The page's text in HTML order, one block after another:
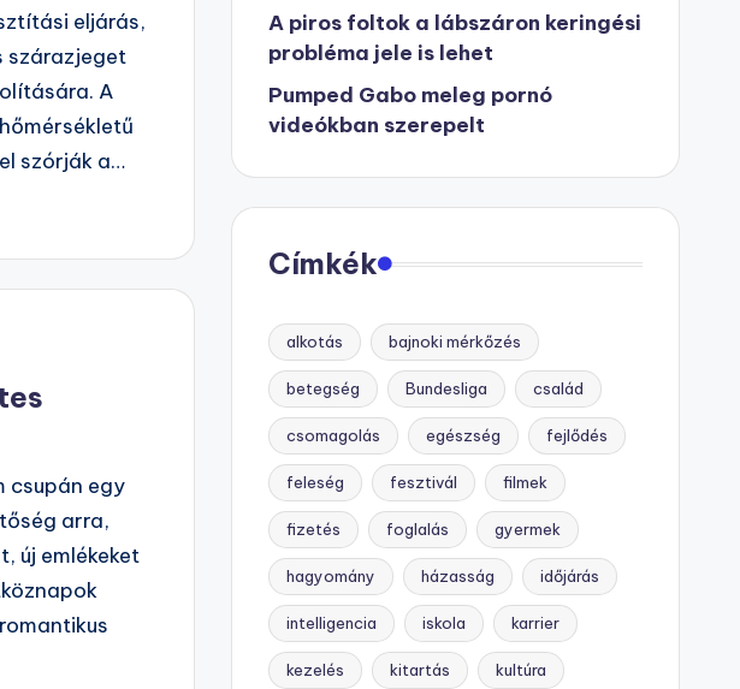
eljárás,
szárazjeget
A
szórják a…
csupán egy
arra,
új emlékeket
A piros foltok a lábszáron keringési
probléma jele is lehet
Pumped Gabo meleg pornó
videókban szerepelt
Címkék
alkotás bajnoki mérkőzés
betegség Bundesliga család
csomagolás egészség fejlődés
feleség fesztivál filmek
fizetés foglalás gyermek
hagyomány házasság időjárás
intelligencia iskola karrier
kezelés kitartás kultúra